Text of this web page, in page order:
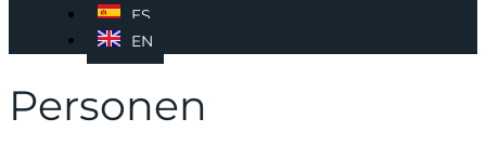
ES
EN
Personen